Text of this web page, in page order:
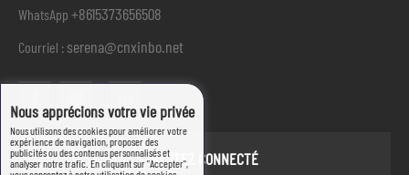
WhatsApp +8615373656508
Courriel : serena@cnxinbo.net
RESTEZ CONNECTÉ
Nous apprécions votre vie privée
Nous utilisons des cookies pour améliorer votre
expérience de navigation, proposer des
publicités ou des contenus personnalisés et
analyser notre trafic. En cliquant sur "Accepter",